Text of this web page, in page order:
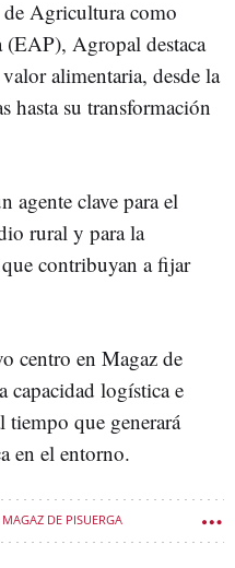
Agricultura como
Agropal destaca
alimentaria, desde la
hasta su transformación
agente clave para el
rural y para la
contribuyan a fijar
centro en Magaz de
capacidad logística e
que generará
en el entorno.
MAGAZ DE PISUERGA